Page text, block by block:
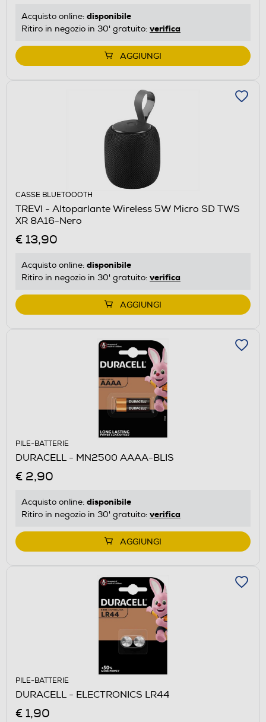
Acquisto online: disponibile
Ritiro in negozio in 30' gratuito: verifica
AGGIUNGI
CASSE BLUETOOOTH
TREVI - Altoparlante Wireless 5W Micro SD TWS
XR 8A16-Nero
€ 13,90
Acquisto online: disponibile
Ritiro in negozio in 30' gratuito: verifica
AGGIUNGI
PILE-BATTERIE
DURACELL - MN2500 AAAA-BLIS
€ 2,90
Acquisto online: disponibile
Ritiro in negozio in 30' gratuito: verifica
AGGIUNGI
PILE-BATTERIE
DURACELL - ELECTRONICS LR44
€ 1,90